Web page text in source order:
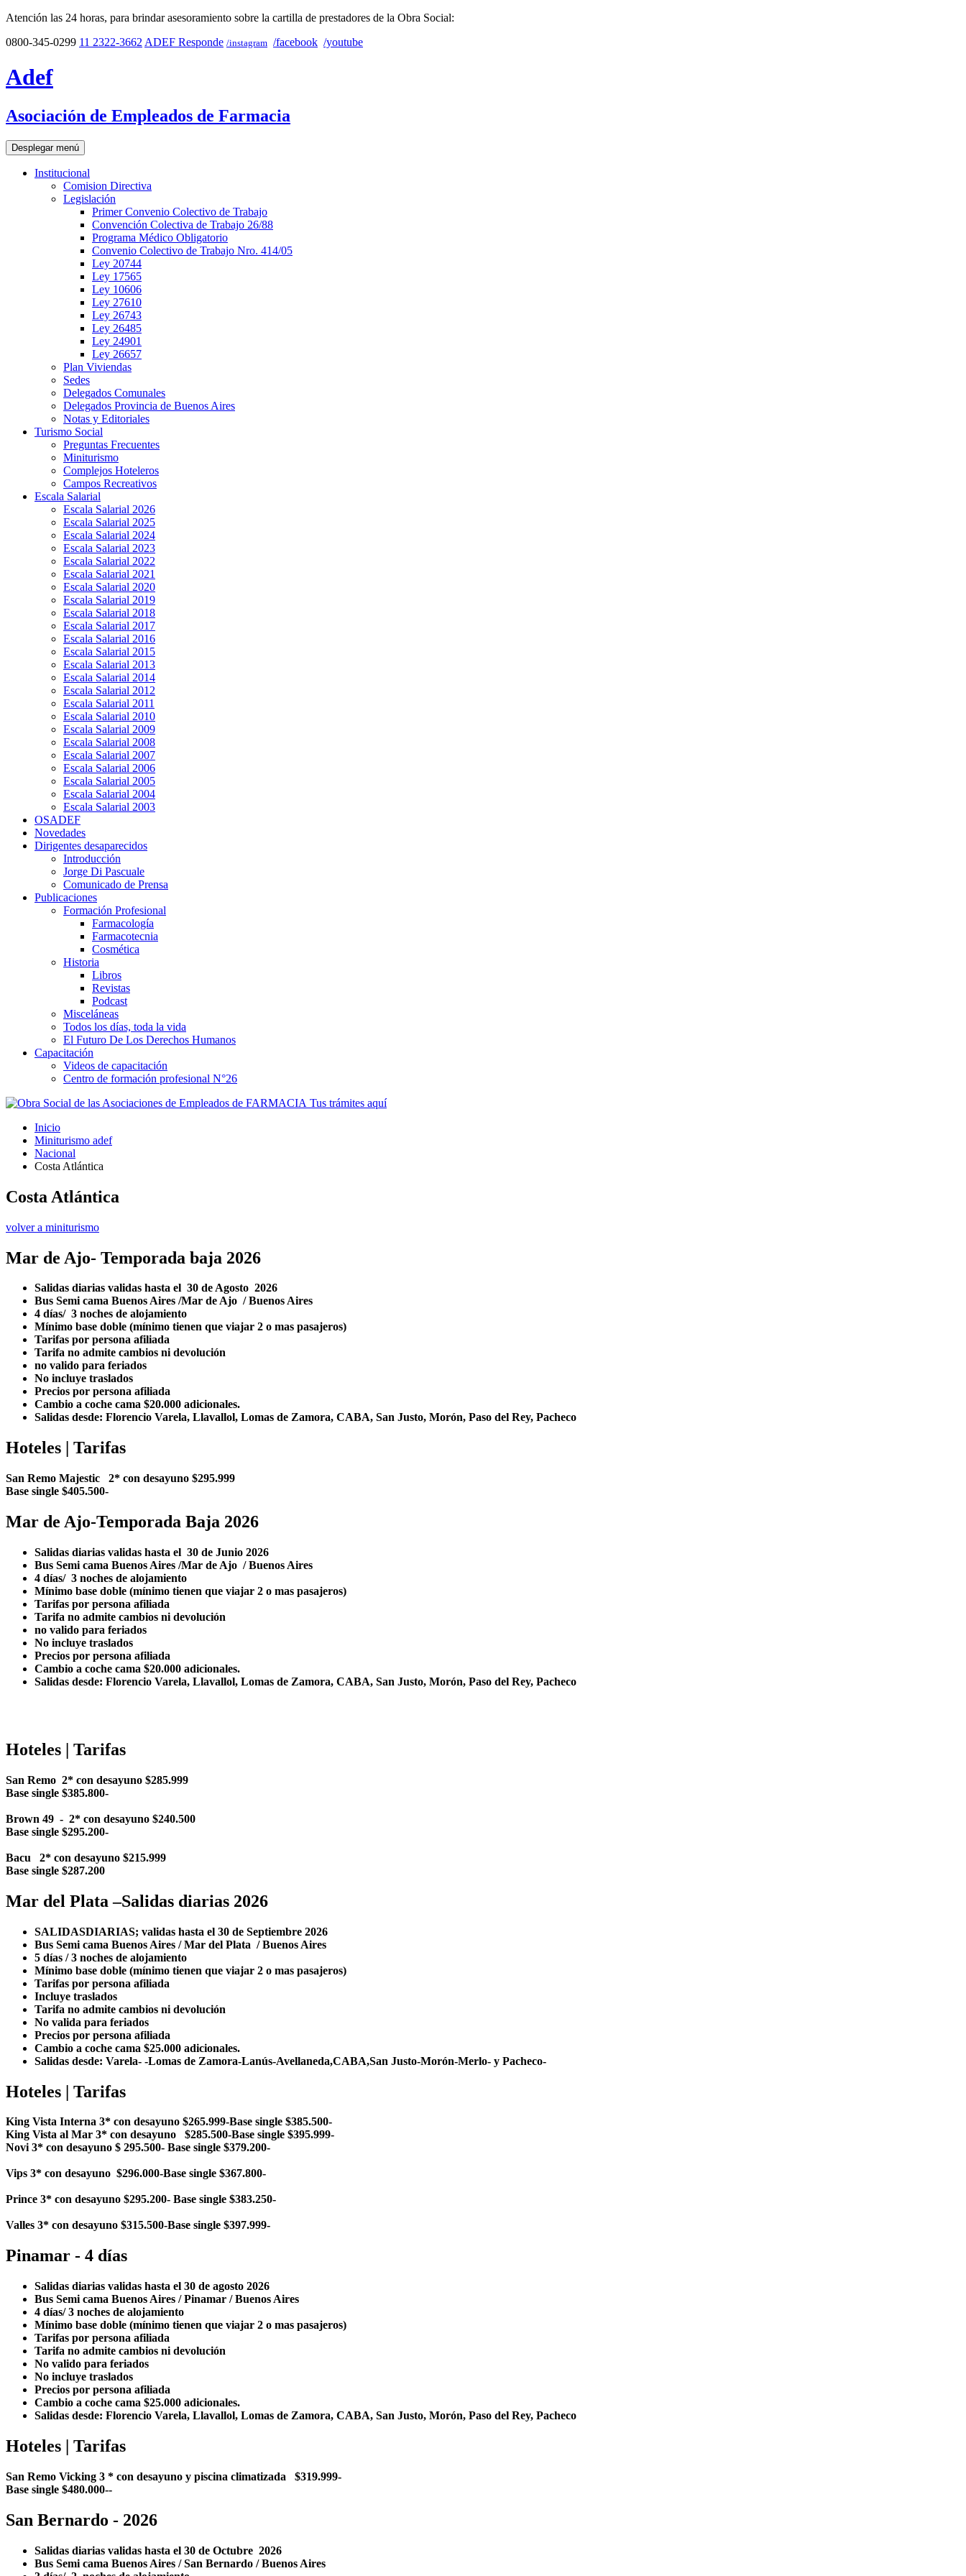
Atención las 24 horas, para brindar asesoramiento sobre la cartilla de prestadores de la Obra Social:
0800-345-0299 11 2322-3662 ADEF Responde /instagram /facebook /youtube
Adef
Asociación de Empleados de Farmacia
Desplegar menú
Institucional
Comision Directiva
Legislación
Primer Convenio Colectivo de Trabajo
Convención Colectiva de Trabajo 26/88
Programa Médico Obligatorio
Convenio Colectivo de Trabajo Nro. 414/05
Ley 20744
Ley 17565
Ley 10606
Ley 27610
Ley 26743
Ley 26485
Ley 24901
Ley 26657
Plan Viviendas
Sedes
Delegados Comunales
Delegados Provincia de Buenos Aires
Notas y Editoriales
Turismo Social
Preguntas Frecuentes
Miniturismo
Complejos Hoteleros
Campos Recreativos
Escala Salarial
Escala Salarial 2026
Escala Salarial 2025
Escala Salarial 2024
Escala Salarial 2023
Escala Salarial 2022
Escala Salarial 2021
Escala Salarial 2020
Escala Salarial 2019
Escala Salarial 2018
Escala Salarial 2017
Escala Salarial 2016
Escala Salarial 2015
Escala Salarial 2013
Escala Salarial 2014
Escala Salarial 2012
Escala Salarial 2011
Escala Salarial 2010
Escala Salarial 2009
Escala Salarial 2008
Escala Salarial 2007
Escala Salarial 2006
Escala Salarial 2005
Escala Salarial 2004
Escala Salarial 2003
OSADEF
Novedades
Dirigentes desaparecidos
Introducción
Jorge Di Pascuale
Comunicado de Prensa
Publicaciones
Formación Profesional
Farmacología
Farmacotecnia
Cosmética
Historia
Libros
Revistas
Podcast
Misceláneas
Todos los días, toda la vida
El Futuro De Los Derechos Humanos
Capacitación
Videos de capacitación
Centro de formación profesional N°26
Tus trámites aquí
Inicio
Miniturismo adef
Nacional
Costa Atlántica
Costa Atlántica
volver a miniturismo
Mar de Ajo- Temporada baja 2026
Salidas diarias validas hasta el 30 de Agosto 2026
Bus Semi cama Buenos Aires /Mar de Ajo / Buenos Aires
4 días/ 3 noches de alojamiento
Mínimo base doble (mínimo tienen que viajar 2 o mas pasajeros)
Tarifas por persona afiliada
Tarifa no admite cambios ni devolución
no valido para feriados
No incluye traslados
Precios por persona afiliada
Cambio a coche cama $20.000 adicionales.
Salidas desde: Florencio Varela, Llavallol, Lomas de Zamora, CABA, San Justo, Morón, Paso del Rey, Pacheco
Hoteles | Tarifas
San Remo Majestic 2* con desayuno $295.999
Base single $405.500-
Mar de Ajo-Temporada Baja 2026
Salidas diarias validas hasta el 30 de Junio 2026
Bus Semi cama Buenos Aires /Mar de Ajo / Buenos Aires
4 días/ 3 noches de alojamiento
Mínimo base doble (mínimo tienen que viajar 2 o mas pasajeros)
Tarifas por persona afiliada
Tarifa no admite cambios ni devolución
no valido para feriados
No incluye traslados
Precios por persona afiliada
Cambio a coche cama $20.000 adicionales.
Salidas desde: Florencio Varela, Llavallol, Lomas de Zamora, CABA, San Justo, Morón, Paso del Rey, Pacheco
Hoteles | Tarifas
San Remo 2* con desayuno $285.999
Base single $385.800-
Brown 49 - 2* con desayuno $240.500
Base single $295.200-
Bacu 2* con desayuno $215.999
Base single $287.200
Mar del Plata –Salidas diarias 2026
SALIDASDIARIAS; validas hasta el 30 de Septiembre 2026
Bus Semi cama Buenos Aires / Mar del Plata / Buenos Aires
5 días / 3 noches de alojamiento
Mínimo base doble (mínimo tienen que viajar 2 o mas pasajeros)
Tarifas por persona afiliada
Incluye traslados
Tarifa no admite cambios ni devolución
No valida para feriados
Precios por persona afiliada
Cambio a coche cama $25.000 adicionales.
Salidas desde: Varela- -Lomas de Zamora-Lanús-Avellaneda,CABA,San Justo-Morón-Merlo- y Pacheco-
Hoteles | Tarifas
King Vista Interna 3* con desayuno $265.999-Base single $385.500-
King Vista al Mar 3* con desayuno $285.500-Base single $395.999-
Novi 3* con desayuno $ 295.500- Base single $379.200-
Vips 3* con desayuno $296.000-Base single $367.800-
Prince 3* con desayuno $295.200- Base single $383.250-
Valles 3* con desayuno $315.500-Base single $397.999-
Pinamar - 4 días
Salidas diarias validas hasta el 30 de agosto 2026
Bus Semi cama Buenos Aires / Pinamar / Buenos Aires
4 días/ 3 noches de alojamiento
Mínimo base doble (mínimo tienen que viajar 2 o mas pasajeros)
Tarifas por persona afiliada
Tarifa no admite cambios ni devolución
No valido para feriados
No incluye traslados
Precios por persona afiliada
Cambio a coche cama $25.000 adicionales.
Salidas desde: Florencio Varela, Llavallol, Lomas de Zamora, CABA, San Justo, Morón, Paso del Rey, Pacheco
Hoteles | Tarifas
San Remo Vicking 3 * con desayuno y piscina climatizada $319.999-
Base single $480.000--
San Bernardo - 2026
Salidas diarias validas hasta el 30 de Octubre 2026
Bus Semi cama Buenos Aires / San Bernardo / Buenos Aires